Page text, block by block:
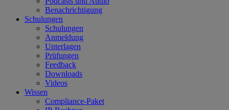
Benachrichtigung
Schulungen
Schulungen
Anmeldung
Unterlagen
Prüfungen
Feedback
Downloads
Videos
Wissen
Compliance-Paket